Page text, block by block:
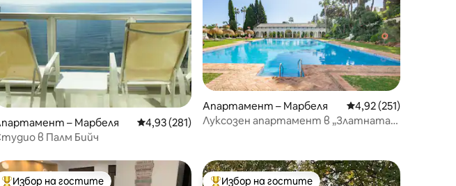
4,83 от 5, 133 отзива
– Марбеля Средна оценка: 4,93 от 5, 281 отзива
4,93 (281)
в Палм Бийч
Апартамент – Марбеля Средна оценка: 4,92
4,92 (251)
Луксозен апартамент в „Златната
Избор на гостите Избор на гостите